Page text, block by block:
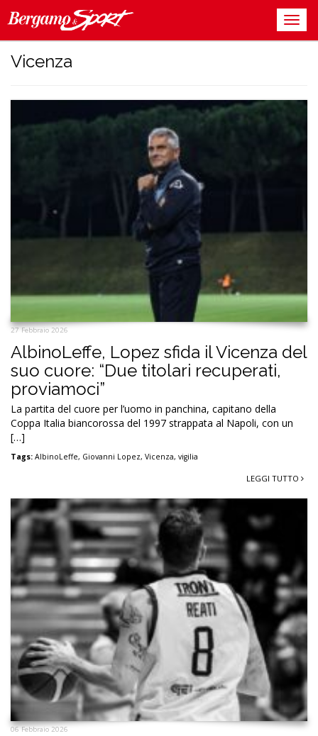
Vicenza
27 Febbraio 2026
AlbinoLeffe, Lopez sfida il Vicenza del
suo cuore: “Due titolari recuperati,
proviamoci”
La partita del cuore per l’uomo in panchina, capitano della
Coppa Italia biancorossa del 1997 strappata al Napoli, con un
[…]
Tags: AlbinoLeffe, Giovanni Lopez, Vicenza, vigilia
LEGGI TUTTO
06 Febbraio 2026